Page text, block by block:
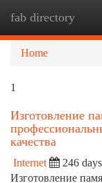
fab directory
Home
1
Изготовление
качества
Internet 246
Изготовление